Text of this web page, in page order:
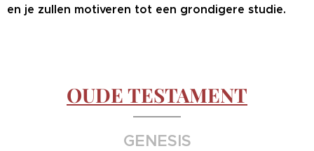
en je zullen motiveren tot een grondigere studie.
OUDE TESTAMENT
GENESIS